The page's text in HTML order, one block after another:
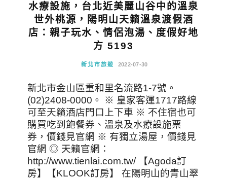
水療設施，台北近美麗山谷中的溫泉
世外桃源，陽明山天籟溫泉渡假酒
店：親子玩水、情侶泡湯、度假好地
方 5193
新北市旅遊 2022-07-30
新北市金山區重和里名流路1-7號。
(02)2408-0000。 ※ 皇家客運1717路線
可至天籟酒店門口上下車 ※ 不住宿也可
購買吃到飽餐券、溫泉及水療設施票
券，價錢見官網 ※ 有獨立湯屋，價錢見
官網 ◎ 天籟官網：
http://www.tienlai.com.tw/ 【Agoda訂
房】【KLOOK訂房】 在陽明山的青山翠